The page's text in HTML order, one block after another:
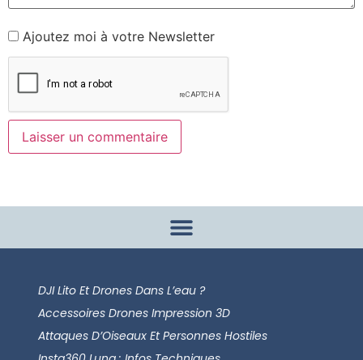
Ajoutez moi à votre Newsletter
DJI Lito Et Drones Dans L’eau ?
Accessoires Drones Impression 3D
Attaques D’Oiseaux Et Personnes Hostiles